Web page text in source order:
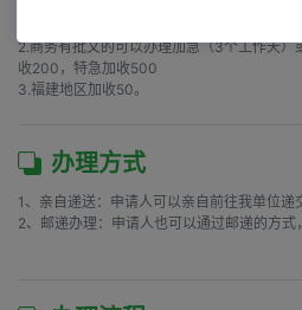
2.商务有批文的可以办理加急（3个工作天）
收200，特急加收500
3.福建地区加收50。
办理方式
1、亲自递送：申请人可以亲自前往我单位递
2、邮递办理：申请人也可以通过邮递的方式